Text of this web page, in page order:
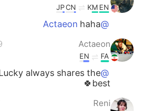
Italiano
EN
KM
CN
JP
@Actaeon
haha
Actaeon
FA
EN
@Reni
always shares the
best🍀
Reni